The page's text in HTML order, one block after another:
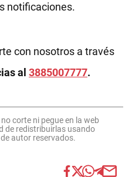
notificaciones.
con nosotros a través
al 3885007777.
corte ni pegue en la web
de redistribuirlas usando
autor reservados.